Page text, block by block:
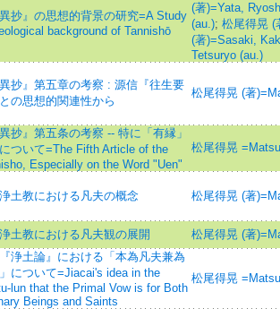
異抄』の思想的背景の研究=A Study
background of Tannishō
(著)=Yata,
(au.); 松尾得晃 (
(著)=Sasaki,
Tetsuryo (au.)
異抄』第五章の考察 : 源信『往生要
の思想的関連性から
松尾得晃 (著
異抄』第五条の考察 -- 特に「有縁」
ついて=The Fifth Article of the
Especially on the Word "Uen"
松尾得晃
土教における凡夫の概念 松尾得晃 (著
土教における凡夫観の展開
松尾得晃 (著
浄土論』における「本為凡夫兼為
について=Jiacai's idea in the
lun that the Primal Vow is for Both
Beings and Saints
松尾得晃